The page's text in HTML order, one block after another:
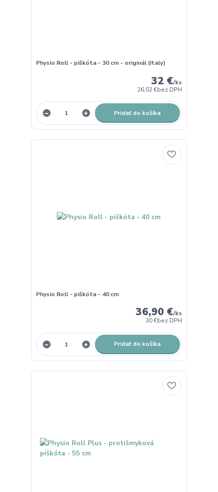
Physio Roll - piškóta - 30 cm - originál (Italy)
32 €/ks
26,02 €bez DPH
Pridať do košíka
Physio Roll - piškóta - 40 cm
36,90 €/ks
30 €bez DPH
Pridať do košíka